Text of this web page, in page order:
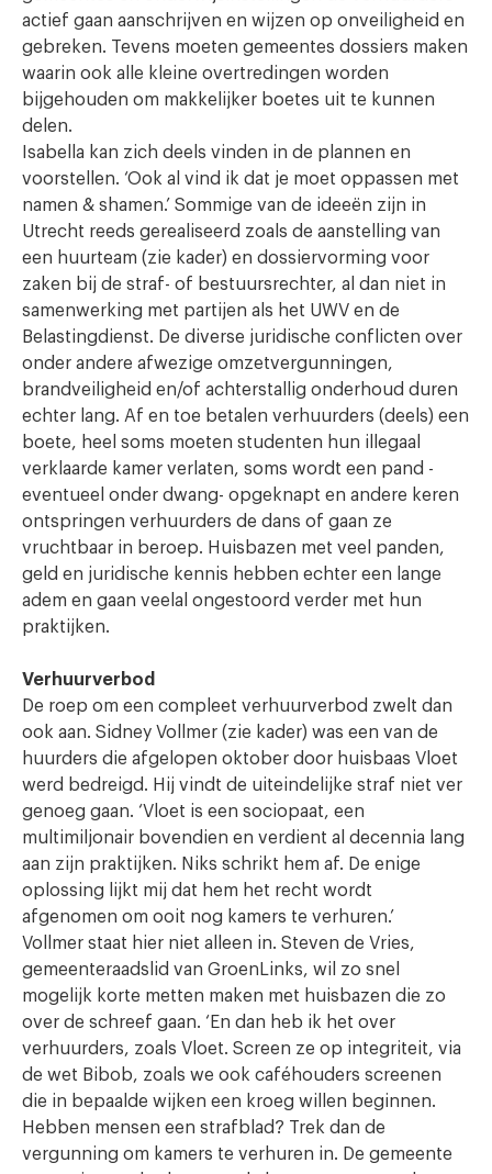
actief gaan aanschrijven en wijzen op onveiligheid en
gebreken. Tevens moeten gemeentes dossiers maken
waarin ook alle kleine overtredingen worden
bijgehouden om makkelijker boetes uit te kunnen
delen.
Isabella kan zich deels vinden in de plannen en
voorstellen. ‘Ook al vind ik dat je moet oppassen met
namen & shamen.’ Sommige van de ideeën zijn in
Utrecht reeds gerealiseerd zoals de aanstelling van
een huurteam (zie kader) en dossiervorming voor
zaken bij de straf- of bestuursrechter, al dan niet in
samenwerking met partijen als het UWV en de
Belastingdienst. De diverse juridische conflicten over
onder andere afwezige omzetvergunningen,
brandveiligheid en/of achterstallig onderhoud duren
echter lang. Af en toe betalen verhuurders (deels) een
boete, heel soms moeten studenten hun illegaal
verklaarde kamer verlaten, soms wordt een pand -
eventueel onder dwang- opgeknapt en andere keren
ontspringen verhuurders de dans of gaan ze
vruchtbaar in beroep. Huisbazen met veel panden,
geld en juridische kennis hebben echter een lange
adem en gaan veelal ongestoord verder met hun
praktijken.
Verhuurverbod
De roep om een compleet verhuurverbod zwelt dan
ook aan. Sidney Vollmer (zie kader) was een van de
huurders die afgelopen oktober door huisbaas Vloet
werd bedreigd. Hij vindt de uiteindelijke straf niet ver
genoeg gaan. ‘Vloet is een sociopaat, een
multimiljonair bovendien en verdient al decennia lang
aan zijn praktijken. Niks schrikt hem af. De enige
oplossing lijkt mij dat hem het recht wordt
afgenomen om ooit nog kamers te verhuren.’
Vollmer staat hier niet alleen in. Steven de Vries,
gemeenteraadslid van GroenLinks, wil zo snel
mogelijk korte metten maken met huisbazen die zo
over de schreef gaan. ‘En dan heb ik het over
verhuurders, zoals Vloet. Screen ze op integriteit, via
de wet Bibob, zoals we ook caféhouders screenen
die in bepaalde wijken een kroeg willen beginnen.
Hebben mensen een strafblad? Trek dan de
vergunning om kamers te verhuren in. De gemeente